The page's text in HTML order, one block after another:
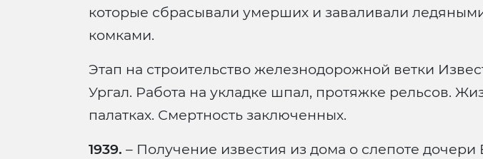
которые сбрасывали умерших и заваливали
комками.
Этап на строительство железнодорожной ветки
Ургал. Работа на укладке шпал, протяжке рельсов.
палатках. Смертность заключенных.
1939. – Получение известия из дома о слепоте дочери